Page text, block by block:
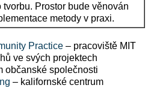
Prostor bude věnován
metody v praxi.
Practice – pracoviště MIT
ve svých projektech
občanské společnosti
– kalifornské centrum